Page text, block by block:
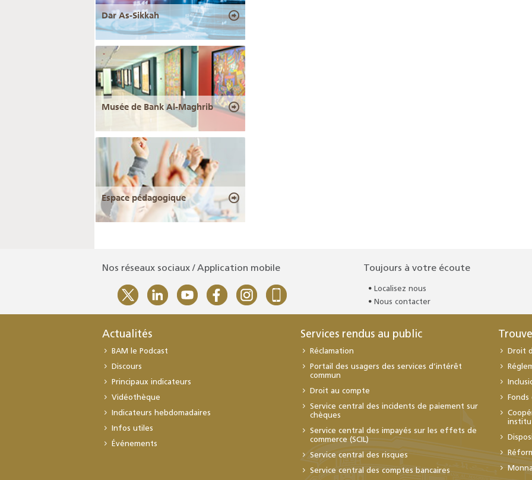
Dar As-Sikkah
Musée de Bank Al-Maghrib
Espace pédagogique
Nos réseaux sociaux / Application mobile Toujours à votre écoute
Localisez nous
Nous contacter
Actualités
BAM le Podcast
Discours
Principaux indicateurs
Vidéothèque
Indicateurs hebdomadaires
Infos utiles
Événements
Services rendus au public
Réclamation
Portail des usagers des services d’intérêt
commun
Droit au compte
Service central des incidents de paiement sur
chèques
Service central des impayés sur les effets de
commerce (SCIL)
Service central des risques
Service central des comptes bancaires
Droit